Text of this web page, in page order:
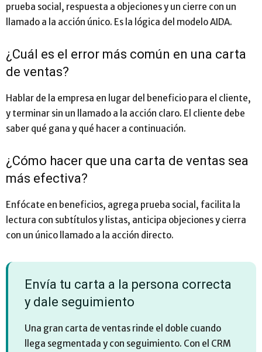
prueba social, respuesta a objeciones y un cierre con un
llamado a la acción único. Es la lógica del modelo AIDA.
¿Cuál es el error más común en una carta
de ventas?
Hablar de la empresa en lugar del beneficio para el cliente,
y terminar sin un llamado a la acción claro. El cliente debe
saber qué gana y qué hacer a continuación.
¿Cómo hacer que una carta de ventas sea
más efectiva?
Enfócate en beneficios, agrega prueba social, facilita la
lectura con subtítulos y listas, anticipa objeciones y cierra
con un único llamado a la acción directo.
Envía tu carta a la persona correcta
y dale seguimiento
Una gran carta de ventas rinde el doble cuando
llega segmentada y con seguimiento. Con el CRM